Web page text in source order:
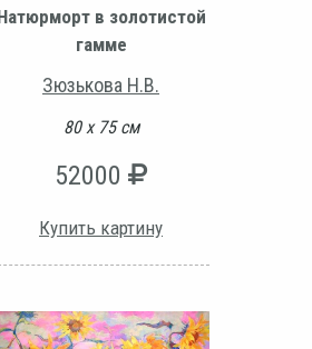
в золотистой
гамме
Зюзькова Н.В.
80 х 75 см
52000
Купить картину